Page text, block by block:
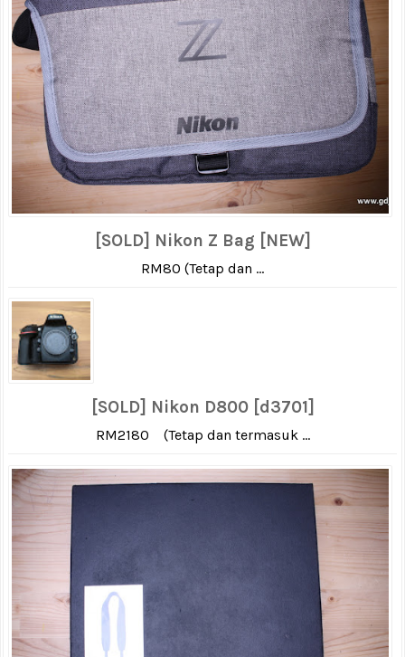
[SOLD] Nikon Z Bag [NEW]
RM80 (Tetap dan ...
[SOLD] Nikon D800 [d3701]
RM2180 (Tetap dan termasuk ...